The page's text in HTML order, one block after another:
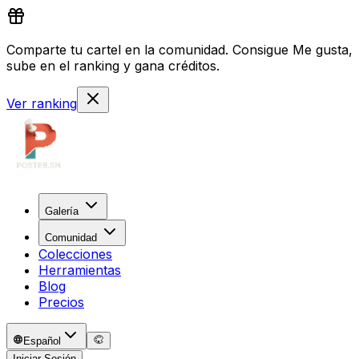
Comparte tu cartel en la comunidad. Consigue Me gusta,
sube en el ranking y gana créditos.
Ver ranking
Galería
Comunidad
Colecciones
Herramientas
Blog
Precios
Español